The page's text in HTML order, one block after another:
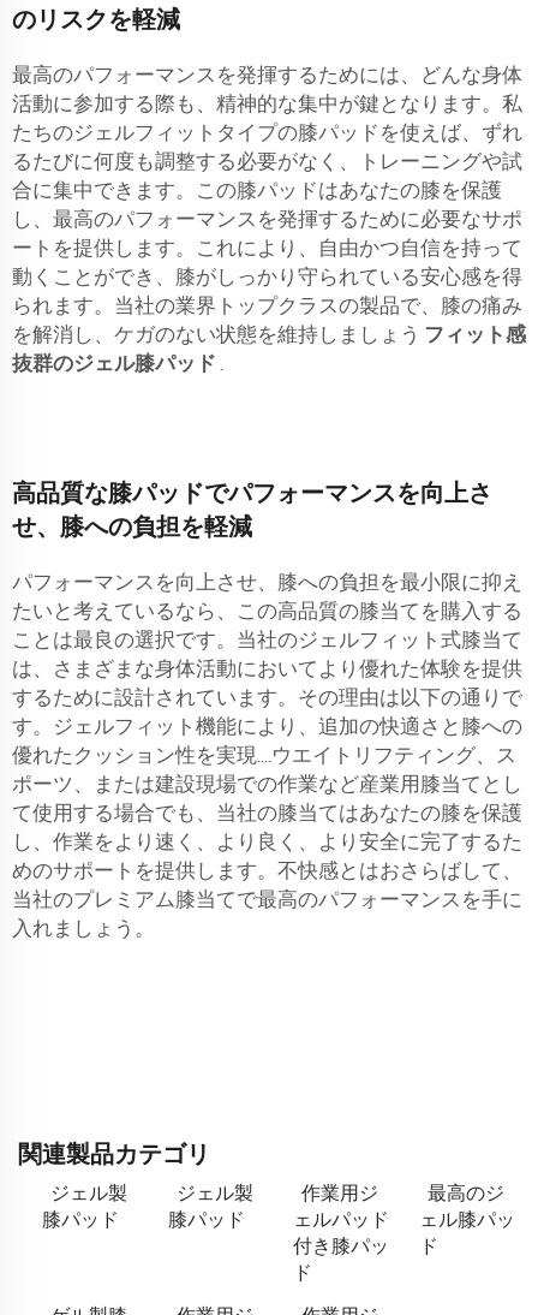
のリスクを軽減
最高のパフォーマンスを発揮するためには、どんな身体
活動に参加する際も、精神的な集中が鍵となります。私
たちのジェルフィットタイプの膝パッドを使えば、ずれ
るたびに何度も調整する必要がなく、トレーニングや試
合に集中できます。この膝パッドはあなたの膝を保護
し、最高のパフォーマンスを発揮するために必要なサポ
ートを提供します。これにより、自由かつ自信を持って
動くことができ、膝がしっかり守られている安心感を得
られます。当社の業界トップクラスの製品で、膝の痛み
を解消し、ケガのない状態を維持しましょう フィット感
抜群のジェル膝パッド
高品質な膝パッドでパフォーマンスを向上さ
せ、膝への負担を軽減
パフォーマンスを向上させ、膝への負担を最小限に抑え
たいと考えているなら、この高品質の膝当てを購入する
ことは最良の選択です。当社のジェルフィット式膝当て
は、さまざまな身体活動においてより優れた体験を提供
するために設計されています。その理由は以下の通りで
す。ジェルフィット機能により、追加の快適さと膝への
優れたクッション性を実現....ウエイトリフティング、ス
ポーツ、または建設現場での作業など産業用膝当てとし
て使用する場合でも、当社の膝当てはあなたの膝を保護
し、作業をより速く、より良く、より安全に完了するた
めのサポートを提供します。不快感とはおさらばして、
当社のプレミアム膝当てで最高のパフォーマンスを手に
入れましょう。
関連製品カテゴリ
ジェル製
膝パッド
ジェル製
膝パッド
作業用ジ
ェルパッド
付き膝パッ
ド
最高のジ
ェル膝パッ
ド